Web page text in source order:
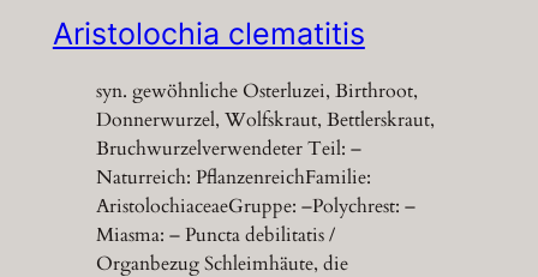
Aristolochia clematitis
syn. gewöhnliche Osterluzei, Birthroot,
Donnerwurzel, Wolfskraut, Bettlerskraut,
Bruchwurzelverwendeter Teil: –
Naturreich: PflanzenreichFamilie:
AristolochiaceaeGruppe: –Polychrest: –
Miasma: – Puncta debilitatis /
Organbezug Schleimhäute, die